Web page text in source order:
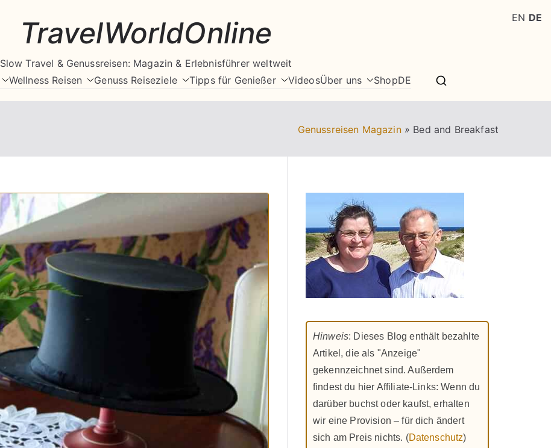
TravelWorldOnline
Slow Travel & Genussreisen: Magazin & Erlebnisführer weltweit
Wellness Reisen Genuss Reiseziele Tipps für Genießer VideosÜber uns ShopDE
Genussreisen Magazin » Bed and Breakfast
Hinweis: Dieses Blog enthält bezahlte
Artikel, die als "Anzeige"
gekennzeichnet sind. Außerdem
findest du hier Affiliate-Links: Wenn du
darüber buchst oder kaufst, erhalten
wir eine Provision – für dich ändert
sich am Preis nichts. (Datenschutz)
EN DE